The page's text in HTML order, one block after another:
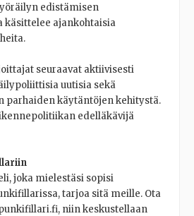
edistämisen
käsittelee ajankohtaisia
seuraavat aktiivisesti
uutisia sekä
parhaiden käytäntöjen kehitystä.
edelläkävijä
joka mielestäsi sopisi
tarjoa sitä meille. Ota
niin keskustellaan